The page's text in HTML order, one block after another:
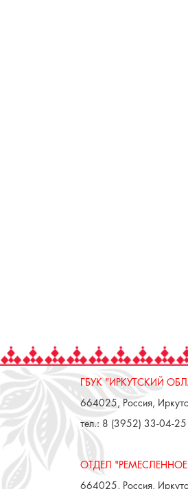
ГБУК "ИРКУТСКИЙ
664025, Россия,
тел.: 8 (3952) 33-04-25
ОТДЕЛ
664025, Россия,